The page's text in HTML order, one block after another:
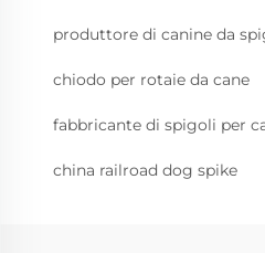
produttore di canine da
chiodo per rotaie da cane
fabbricante di spigoli per
china railroad dog spike